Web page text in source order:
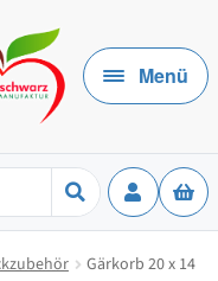
Menü
Gärkorb 20 x 14